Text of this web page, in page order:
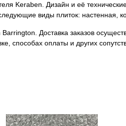
Keraben. Дизайн и её
виды плиток: настенная,
Доставка заказов
способах оплаты и других